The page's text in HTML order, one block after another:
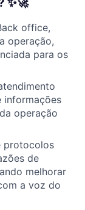
office,
operação,
para os
informações
operação
protocolos
de
melhorar
a voz do